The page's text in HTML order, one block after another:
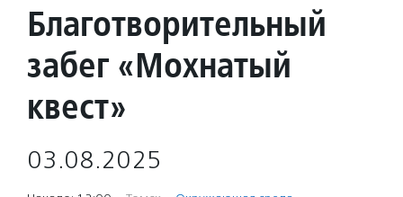
Благотворительный
забег «Мохнатый
квест»
03.08.2025